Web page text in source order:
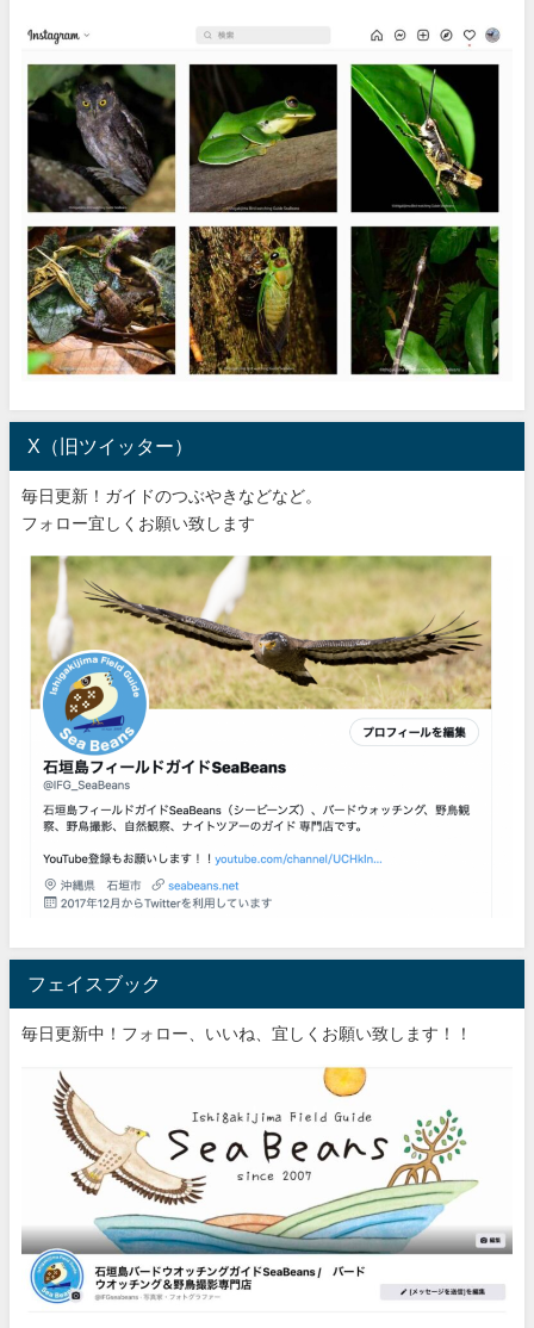
X（旧ツイッター）
毎日更新！ガイドのつぶやきなどなど。
フォロー宜しくお願い致します
フェイスブック
毎日更新中！フォロー、いいね、宜しくお願い致します！！